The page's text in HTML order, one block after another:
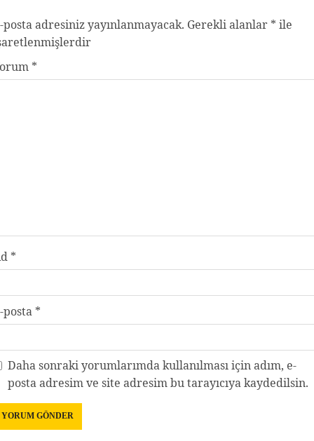
posta adresiniz yayınlanmayacak. Gerekli alanlar * ile
*
*
posta *
Daha sonraki yorumlarımda kullanılması için adım, e-
posta adresim ve site adresim bu tarayıcıya kaydedilsin.